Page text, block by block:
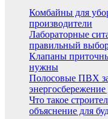
Комбайны для
производители
Лабораторные
правильный
Клапаны
нужны
Полосовые ПВХ
энергосбережение
Что такое
объяснение для